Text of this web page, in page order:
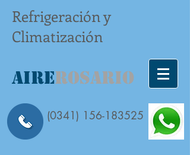
Refrigeración y
Climatización
AIREROSARIO
(0341) 156-183525